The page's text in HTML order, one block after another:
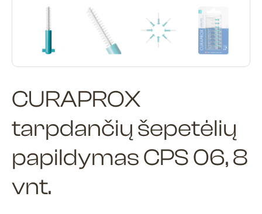
CURAPROX
tarpdančių šepetėlių
papildymas CPS 06, 8
vnt.